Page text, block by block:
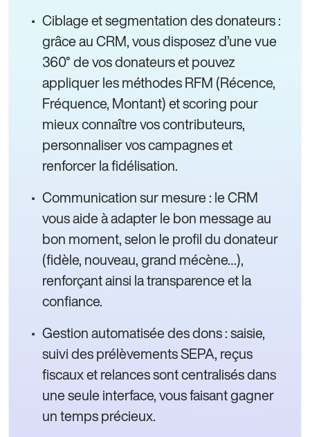
Ciblage et segmentation des donateurs :
grâce au CRM, vous disposez d’une vue
360° de vos donateurs et pouvez
appliquer les méthodes RFM (Récence,
Fréquence, Montant) et scoring pour
mieux connaître vos contributeurs,
personnaliser vos campagnes et
renforcer la fidélisation.
Communication sur mesure : le CRM
vous aide à adapter le bon message au
bon moment, selon le profil du donateur
(fidèle, nouveau, grand mécène…),
renforçant ainsi la transparence et la
confiance.
Gestion automatisée des dons : saisie,
suivi des prélèvements SEPA, reçus
fiscaux et relances sont centralisés dans
une seule interface, vous faisant gagner
un temps précieux.